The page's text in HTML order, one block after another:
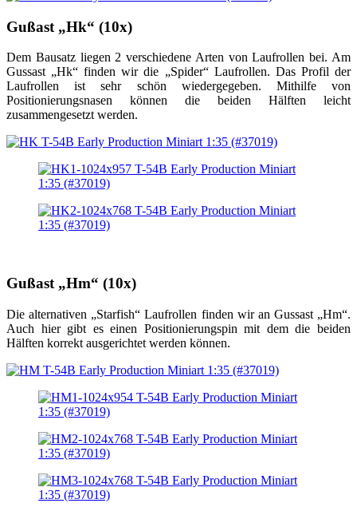
Gußast „Hk“ (10x)
Dem Bausatz liegen 2 verschiedene Arten von Laufrollen bei. Am
Gussast „Hk“ finden wir die „Spider“ Laufrollen. Das Profil der
Laufrollen ist sehr schön wiedergegeben. Mithilfe von
Positionierungsnasen können die beiden Hälften leicht
zusammengesetzt werden.
Gußast „Hm“ (10x)
Die alternativen „Starfish“ Laufrollen finden wir an Gussast „Hm“.
Auch hier gibt es einen Positionierungspin mit dem die beiden
Hälften korrekt ausgerichtet werden können.